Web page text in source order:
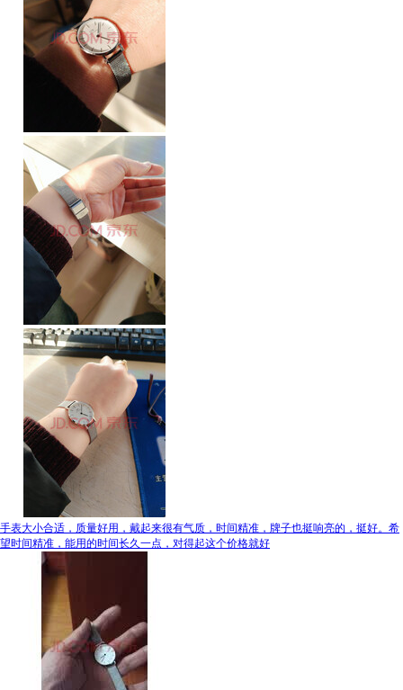
手表大小合适，质量好用，戴起来很有气质，时间精准，牌子也挺响亮的，挺好。希
望时间精准，能用的时间长久一点，对得起这个价格就好